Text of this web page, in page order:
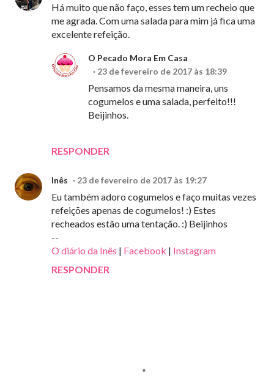
Há muito que não faço, esses tem um recheio que
me agrada. Com uma salada para mim já fica uma
excelente refeição.
RESPONDER
O Pecado Mora Em Casa
23 de fevereiro de 2017 às 18:39
Pensamos da mesma maneira, uns
cogumelos e uma salada, perfeito!!!
Beijinhos.
Inês 23 de fevereiro de 2017 às 19:27
Eu também adoro cogumelos e faço muitas vezes
refeições apenas de cogumelos! :) Estes
recheados estão uma tentação. :) Beijinhos
--
O diário da Inês | Facebook | Instagram
RESPONDER